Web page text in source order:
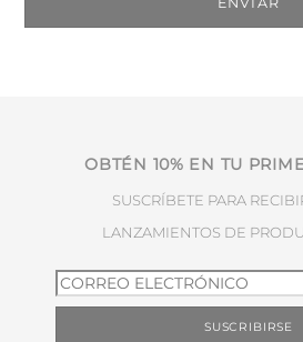
OBTÉN 10% EN TU
SUSCRÍBETE PARA
LANZAMIENTOS DE